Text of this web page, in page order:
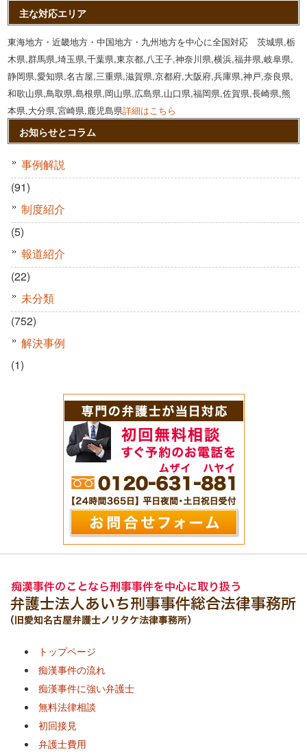
主な対応エリア
東海地方・近畿地方・中国地方・九州地方を中心に全国対応 茨城県,栃
木県,群馬県,埼玉県,千葉県,東京都,八王子,神奈川県,横浜,福井県,岐阜県,
静岡県,愛知県,名古屋,三重県,滋賀県,京都府,大阪府,兵庫県,神戸,奈良県,
和歌山県,鳥取県,島根県,岡山県,広島県,山口県,福岡県,佐賀県,長崎県,熊
本県,大分県,宮崎県,鹿児島県詳細はこちら
お知らせとコラム
事例解説
(91)
制度紹介
(5)
報道紹介
(22)
未分類
(752)
解決事例
(1)
トップページ
痴漢事件の流れ
痴漢事件に強い弁護士
無料法律相談
初回接見
弁護士費用